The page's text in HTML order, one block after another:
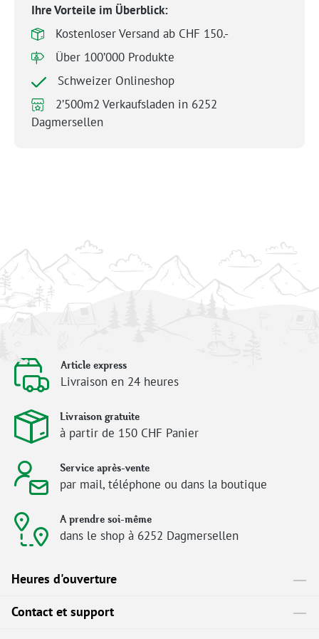
Ihre Vorteile im Überblick:
Kostenloser Versand ab CHF 150.-
Über 100’000 Produkte
Schweizer Onlineshop
2’500m2 Verkaufsladen in 6252
Dagmersellen
Article express
Livraison en 24 heures
Livraison gratuite
à partir de 150 CHF Panier
Service après-vente
par mail, téléphone ou dans la boutique
A prendre soi-même
dans le shop à 6252 Dagmersellen
Heures d'ouverture
Contact et support